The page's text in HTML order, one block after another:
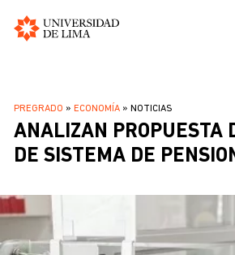
contenido
principal
SOBRESCRIBIR
ENLACES
DE
A
LA
NAVEGACIÓN
PREGRADO ECONOMÍA NOTICIAS
ANALIZAN PROPUESTA
DE SISTEMA DE